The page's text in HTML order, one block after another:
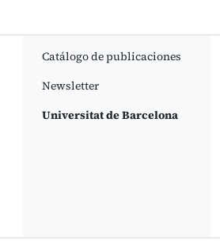
Catálogo de publicaciones
Newsletter
Universitat de Barcelona